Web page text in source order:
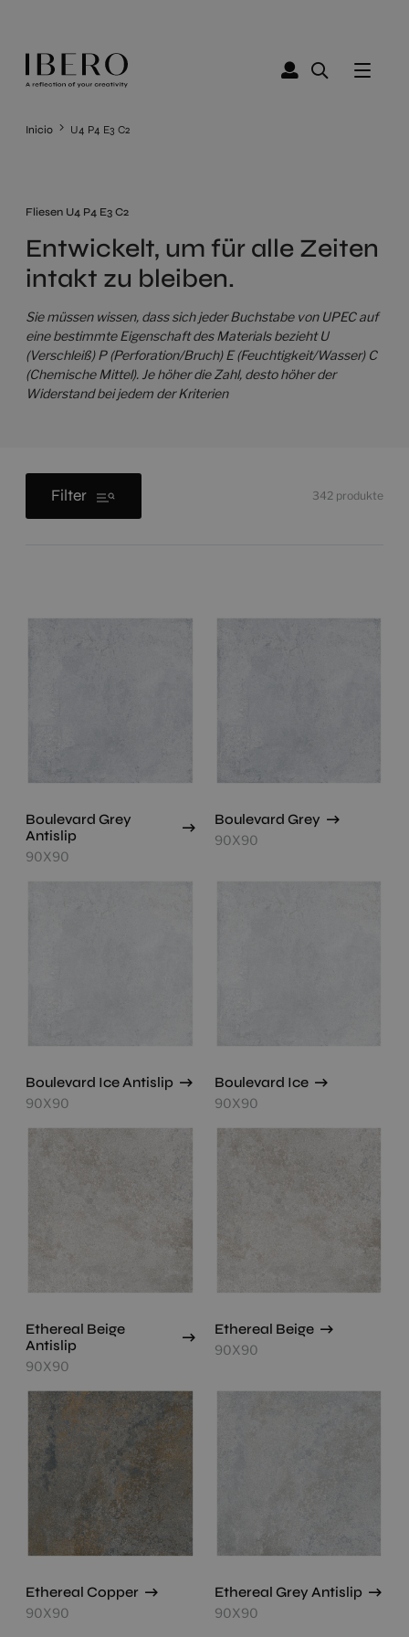
Inicio U4 P4 E3 C2
Fliesen U4 P4 E3 C2
Entwickelt, um für alle Zeiten
intakt zu bleiben.
Sie müssen wissen, dass sich jeder Buchstabe von UPEC auf
eine bestimmte Eigenschaft des Materials bezieht U
(Verschleiß) P (Perforation/Bruch) E (Feuchtigkeit/Wasser) C
(Chemische Mittel). Je höher die Zahl, desto höher der
Widerstand bei jedem der Kriterien
Filter 342 produkte
Boulevard Grey
Antislip
90X90
Boulevard Grey
90X90
Boulevard Ice Antislip
90X90
Boulevard Ice
90X90
Ethereal Beige
Antislip
90X90
Ethereal Beige
90X90
Ethereal Copper
90X90
Ethereal Grey Antislip
90X90